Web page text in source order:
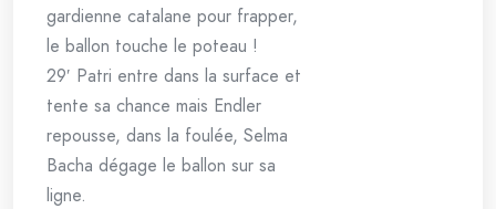
gardienne catalane pour frapper,
le ballon touche le poteau !
29′ Patri entre dans la surface et
tente sa chance mais Endler
repousse, dans la foulée, Selma
Bacha dégage le ballon sur sa
ligne.